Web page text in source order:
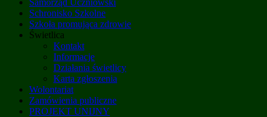
Samorząd Uczniowski
Schronisko Szkolne
Szkoła promująca zdrowie
Świetlica
Kontakt
Informacje
Działania świetlicy
Karta zgłoszenia
Wolontariat
Zamówienia publiczne
PROJEKT UNIJNY